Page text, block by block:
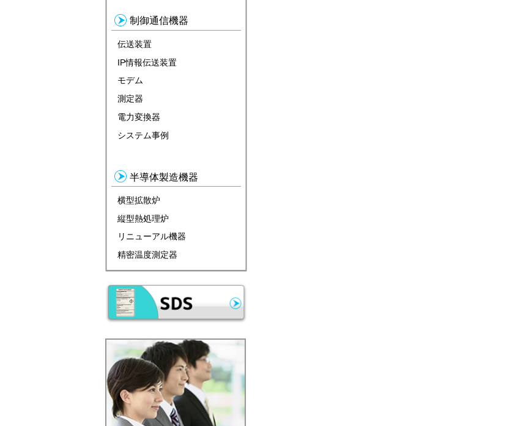
制御通信機器
伝送装置
IP情報伝送装置
モデム
測定器
電力変換器
システム事例
半導体製造機器
横型拡散炉
縦型熱処理炉
リニューアル機器
精密温度測定器